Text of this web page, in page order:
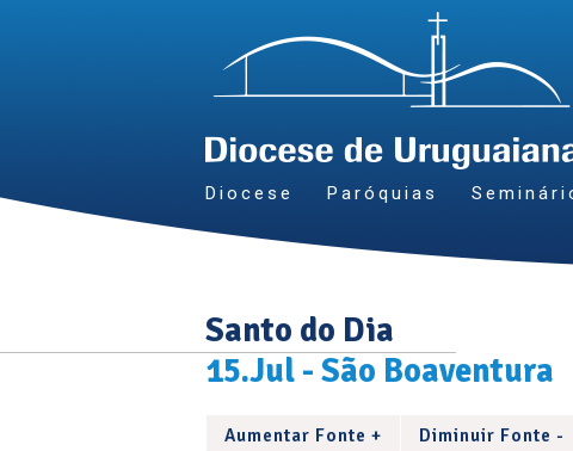
Diocese Paróquias
Santo do Dia
15.Jul - São Boaventura
Aumentar Fonte + Diminuir Fonte -